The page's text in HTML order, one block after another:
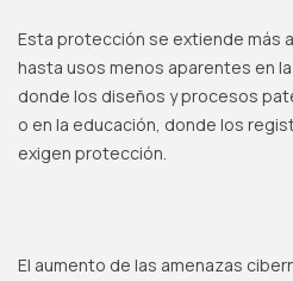
Esta protección se extiende más
hasta usos menos aparentes en
donde los diseños y procesos
o en la educación, donde los
exigen protección.
El aumento de las amenazas